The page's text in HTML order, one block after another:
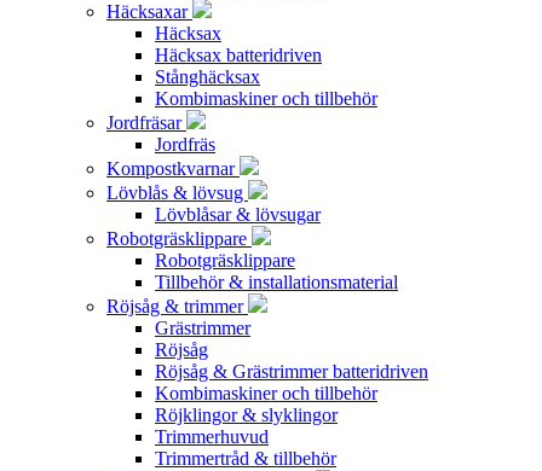
Häcksaxar
Häcksax
Häcksax batteridriven
Stånghäcksax
Kombimaskiner och tillbehör
Jordfräsar
Jordfräs
Kompostkvarnar
Lövblås & lövsug
Lövblåsar & lövsugar
Robotgräsklippare
Robotgräsklippare
Tillbehör & installationsmaterial
Röjsåg & trimmer
Grästrimmer
Röjsåg
Röjsåg & Grästrimmer batteridriven
Kombimaskiner och tillbehör
Röjklingor & slyklingor
Trimmerhuvud
Trimmertråd & tillbehör